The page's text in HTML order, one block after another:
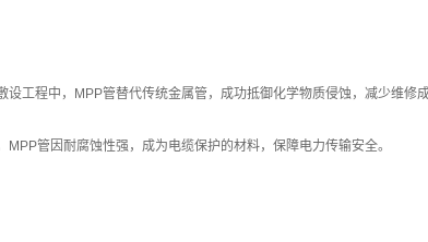
工程中，MPP管替代传统金属管，成功抵御化学物质侵蚀，减少维修成
管因耐腐蚀性强，成为电缆保护的材料，保障电力传输安全。